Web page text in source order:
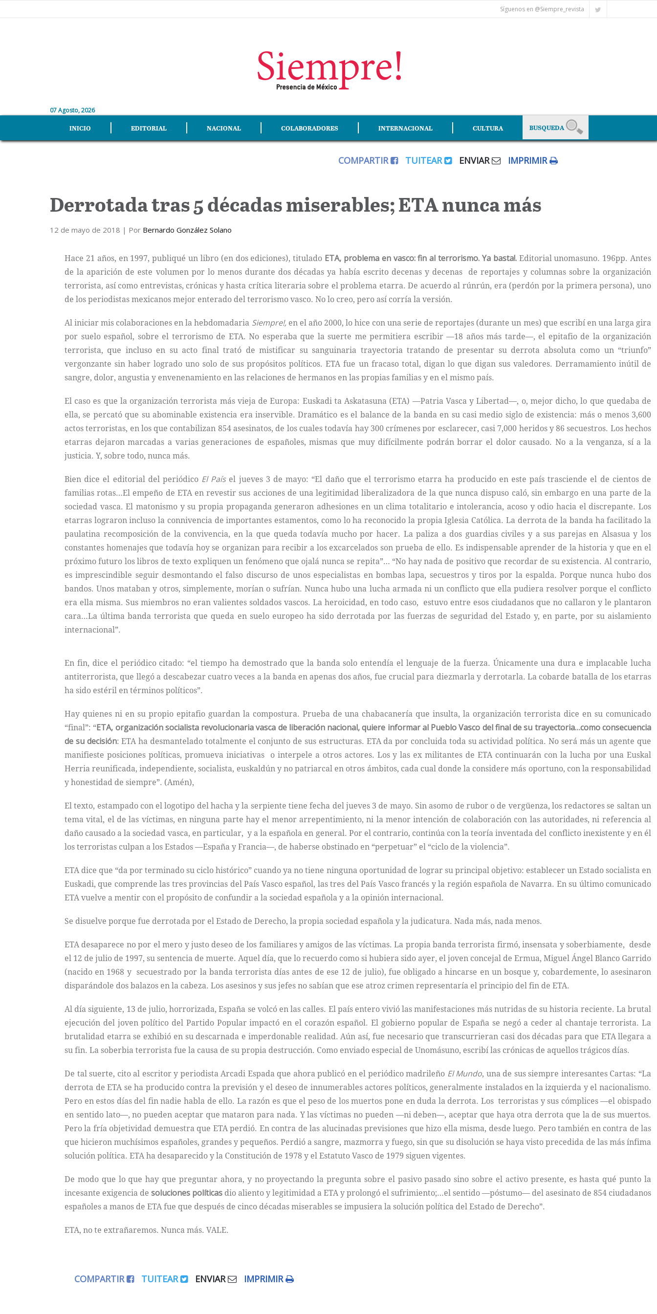
Síguenos en @Siempre_revista
07 Agosto, 2026
INICIO EDITORIAL NACIONAL COLABORADORES INTERNACIONAL CULTURA
COMPARTIR TUITEAR ENVIAR IMPRIMIR
Derrotada tras 5 décadas miserables; ETA nunca más
12 de mayo de 2018 | Por Bernardo González Solano
Hace 21 años, en 1997, publiqué un libro (en dos ediciones), titulado ETA, problema en vasco: fin al terrorismo. Ya basta!. Editorial unomasuno. 196pp. Antes
de la aparición de este volumen por lo menos durante dos décadas ya había escrito decenas y decenas de reportajes y columnas sobre la organización
terrorista, así como entrevistas, crónicas y hasta crítica literaria sobre el problema etarra. De acuerdo al rúnrún, era (perdón por la primera persona), uno
de los periodistas mexicanos mejor enterado del terrorismo vasco. No lo creo, pero así corría la versión.
Al iniciar mis colaboraciones en la hebdomadaria Siempre!,en el año 2000, lo hice con una serie de reportajes (durante un mes) que escribí en una larga gira
por suelo español, sobre el terrorismo de ETA. No esperaba que la suerte me permitiera escribir —18 años más tarde—, el epitafio de la organización
terrorista, que incluso en su acto final trató de mistificar su sanguinaria trayectoria tratando de presentar su derrota absoluta como un “triunfo”
vergonzante sin haber logrado uno solo de sus propósitos políticos. ETA fue un fracaso total, digan lo que digan sus valedores. Derramamiento inútil de
sangre, dolor, angustia y envenenamiento en las relaciones de hermanos en las propias familias y en el mismo país.
El caso es que la organización terrorista más vieja de Europa: Euskadi ta Askatasuna (ETA) —Patria Vasca y Libertad—, o, mejor dicho, lo que quedaba de
ella, se percató que su abominable existencia era inservible. Dramático es el balance de la banda en su casi medio siglo de existencia: más o menos 3,600
actos terroristas, en los que contabilizan 854 asesinatos, de los cuales todavía hay 300 crímenes por esclarecer, casi 7,000 heridos y 86 secuestros. Los hechos
etarras dejaron marcadas a varias generaciones de españoles, mismas que muy difícilmente podrán borrar el dolor causado. No a la venganza, sí a la
justicia. Y, sobre todo, nunca más.
Bien dice el editorial del periódico El Paísel jueves 3 de mayo: “El daño que el terrorismo etarra ha producido en este país trasciende el de cientos de
familias rotas…El empeño de ETA en revestir sus acciones de una legitimidad liberalizadora de la que nunca dispuso caló, sin embargo en una parte de la
sociedad vasca. El matonismo y su propia propaganda generaron adhesiones en un clima totalitario e intolerancia, acoso y odio hacia el discrepante. Los
etarras lograron incluso la connivencia de importantes estamentos, como lo ha reconocido la propia Iglesia Católica. La derrota de la banda ha facilitado la
paulatina recomposición de la convivencia, en la que queda todavía mucho por hacer. La paliza a dos guardias civiles y a sus parejas en Alsasua y los
constantes homenajes que todavía hoy se organizan para recibir a los excarcelados son prueba de ello. Es indispensable aprender de la historia y que en el
próximo futuro los libros de texto expliquen un fenómeno que ojalá nunca se repita”… “No hay nada de positivo que recordar de su existencia. Al contrario,
es imprescindible seguir desmontando el falso discurso de unos especialistas en bombas lapa, secuestros y tiros por la espalda. Porque nunca hubo dos
bandos. Unos mataban y otros, simplemente, morían o sufrían. Nunca hubo una lucha armada ni un conflicto que ella pudiera resolver porque el conflicto
era ella misma. Sus miembros no eran valientes soldados vascos. La heroicidad, en todo caso, estuvo entre esos ciudadanos que no callaron y le plantaron
cara…La última banda terrorista que queda en suelo europeo ha sido derrotada por las fuerzas de seguridad del Estado y, en parte, por su aislamiento
internacional”.
En fin, dice el periódico citado: “el tiempo ha demostrado que la banda solo entendía el lenguaje de la fuerza. Únicamente una dura e implacable lucha
antiterrorista, que llegó a descabezar cuatro veces a la banda en apenas dos años, fue crucial para diezmarla y derrotarla. La cobarde batalla de los etarras
ha sido estéril en términos políticos”.
Hay quienes ni en su propio epitafio guardan la compostura. Prueba de una chabacanería que insulta, la organización terrorista dice en su comunicado
“final”: “ETA, organización socialista revolucionaria vasca de liberación nacional, quiere informar al Pueblo Vasco del final de su trayectoria…como consecuencia
de su decisión: ETA ha desmantelado totalmente el conjunto de sus estructuras. ETA da por concluida toda su actividad política. No será más un agente que
manifieste posiciones políticas, promueva iniciativas o interpele a otros actores. Los y las ex militantes de ETA continuarán con la lucha por una Euskal
Herria reunificada, independiente, socialista, euskaldún y no patriarcal en otros ámbitos, cada cual donde la considere más oportuno, con la responsabilidad
y honestidad de siempre”. (Amén),
El texto, estampado con el logotipo del hacha y la serpiente tiene fecha del jueves 3 de mayo. Sin asomo de rubor o de vergüenza, los redactores se saltan un
tema vital, el de las víctimas, en ninguna parte hay el menor arrepentimiento, ni la menor intención de colaboración con las autoridades, ni referencia al
daño causado a la sociedad vasca, en particular, y a la española en general. Por el contrario, continúa con la teoría inventada del conflicto inexistente y en él
los terroristas culpan a los Estados —España y Francia—, de haberse obstinado en “perpetuar” el “ciclo de la violencia”.
ETA dice que “da por terminado su ciclo histórico” cuando ya no tiene ninguna oportunidad de lograr su principal objetivo: establecer un Estado socialista en
Euskadi, que comprende las tres provincias del País Vasco español, las tres del País Vasco francés y la región española de Navarra. En su último comunicado
ETA vuelve a mentir con el propósito de confundir a la sociedad española y a la opinión internacional.
Se disuelve porque fue derrotada por el Estado de Derecho, la propia sociedad española y la judicatura. Nada más, nada menos.
ETA desaparece no por el mero y justo deseo de los familiares y amigos de las víctimas. La propia banda terrorista firmó, insensata y soberbiamente, desde
el 12 de julio de 1997, su sentencia de muerte. Aquel día, que lo recuerdo como si hubiera sido ayer, el joven concejal de Ermua, Miguel Ángel Blanco Garrido
(nacido en 1968 y secuestrado por la banda terrorista días antes de ese 12 de julio), fue obligado a hincarse en un bosque y, cobardemente, lo asesinaron
disparándole dos balazos en la cabeza. Los asesinos y sus jefes no sabían que ese atroz crimen representaría el principio del fin de ETA.
Al día siguiente, 13 de julio, horrorizada, España se volcó en las calles. El país entero vivió las manifestaciones más nutridas de su historia reciente. La brutal
ejecución del joven político del Partido Popular impactó en el corazón español. El gobierno popular de España se negó a ceder al chantaje terrorista. La
brutalidad etarra se exhibió en su descarnada e imperdonable realidad. Aún así, fue necesario que transcurrieran casi dos décadas para que ETA llegara a
su fin. La soberbia terrorista fue la causa de su propia destrucción. Como enviado especial de Unomásuno, escribí las crónicas de aquellos trágicos días.
De tal suerte, cito al escritor y periodista Arcadi Espada que ahora publicó en el periódico madrileño El Mundo, una de sus siempre interesantes Cartas: “La
derrota de ETA se ha producido contra la previsión y el deseo de innumerables actores políticos, generalmente instalados en la izquierda y el nacionalismo.
Pero en estos días del fin nadie habla de ello. La razón es que el peso de los muertos pone en duda la derrota. Los terroristas y sus cómplices —el obispado
en sentido lato—, no pueden aceptar que mataron para nada. Y las víctimas no pueden —ni deben—, aceptar que haya otra derrota que la de sus muertos.
Pero la fría objetividad demuestra que ETA perdió. En contra de las alucinadas previsiones que hizo ella misma, desde luego. Pero también en contra de las
que hicieron muchísimos españoles, grandes y pequeños. Perdió a sangre, mazmorra y fuego, sin que su disolución se haya visto precedida de las más ínfima
solución política. ETA ha desaparecido y la Constitución de 1978 y el Estatuto Vasco de 1979 siguen vigentes.
De modo que lo que hay que preguntar ahora, y no proyectando la pregunta sobre el pasivo pasado sino sobre el activo presente, es hasta qué punto la
incesante exigencia de soluciones políticas dio aliento y legitimidad a ETA y prolongó el sufrimiento;…el sentido —póstumo— del asesinato de 854 ciudadanos
españoles a manos de ETA fue que después de cinco décadas miserables se impusiera la solución política del Estado de Derecho”.
ETA, no te extrañaremos. Nunca más. VALE.
COMPARTIR TUITEAR ENVIAR IMPRIMIR